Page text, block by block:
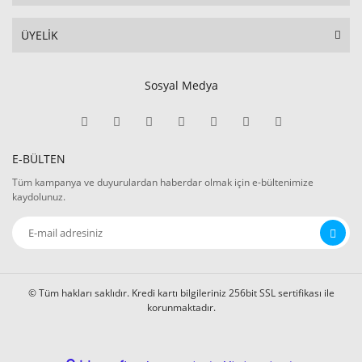
ÜYELİK
Sosyal Medya
E-BÜLTEN
Tüm kampanya ve duyurulardan haberdar olmak için e-bültenimize
kaydolunuz.
© Tüm hakları saklıdır. Kredi kartı bilgileriniz 256bit SSL sertifikası ile
korunmaktadır.